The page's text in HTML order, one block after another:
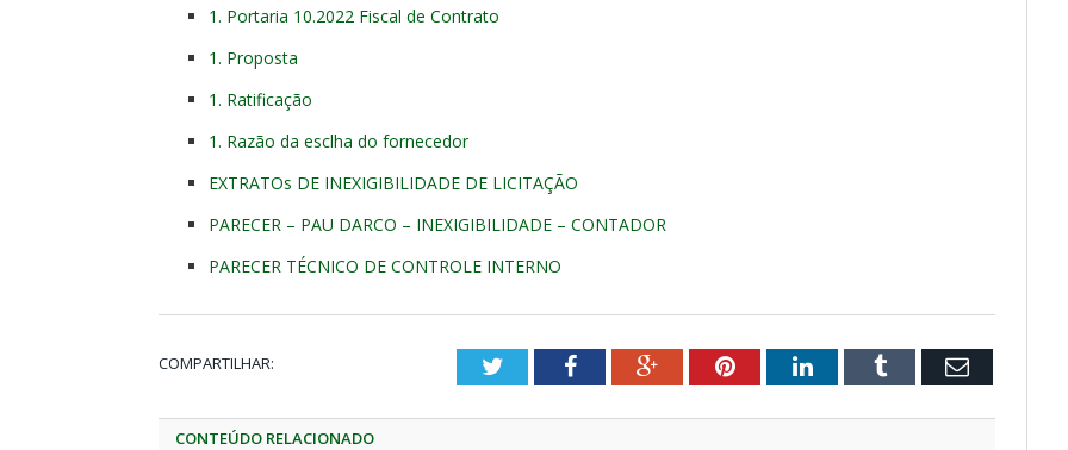
1. Portaria 10.2022 Fiscal de Contrato
1. Proposta
1. Ratificação
1. Razão da esclha do fornecedor
EXTRATOs DE INEXIGIBILIDADE DE LICITAÇÃO
PARECER – PAU DARCO – INEXIGIBILIDADE – CONTADOR
PARECER TÉCNICO DE CONTROLE INTERNO
COMPARTILHAR: TwitterFacebookGoogle+PinterestLinkedInTumblr Email
CONTEÚDO RELACIONADO